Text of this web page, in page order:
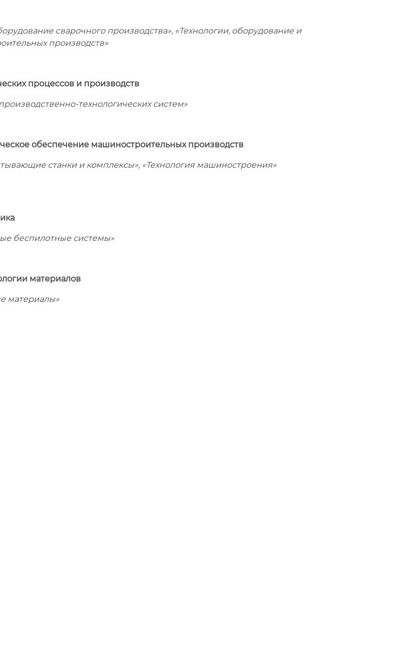
сварочного производства», «Технологии, оборудование и
производств»
процессов и производств
технологических систем»
обеспечение машиностроительных производств
станки и комплексы», «Технология машиностроения»
беспилотные системы»
материалов
материалы»